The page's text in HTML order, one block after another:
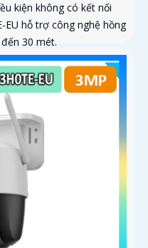
kiện không có kết nối
EU hỗ trợ công nghệ hồng
30 mét.